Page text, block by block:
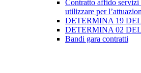
Contratto affido servizi
utilizzare per
DETERMINA 19
DETERMINA 02
Bandi gara contratti